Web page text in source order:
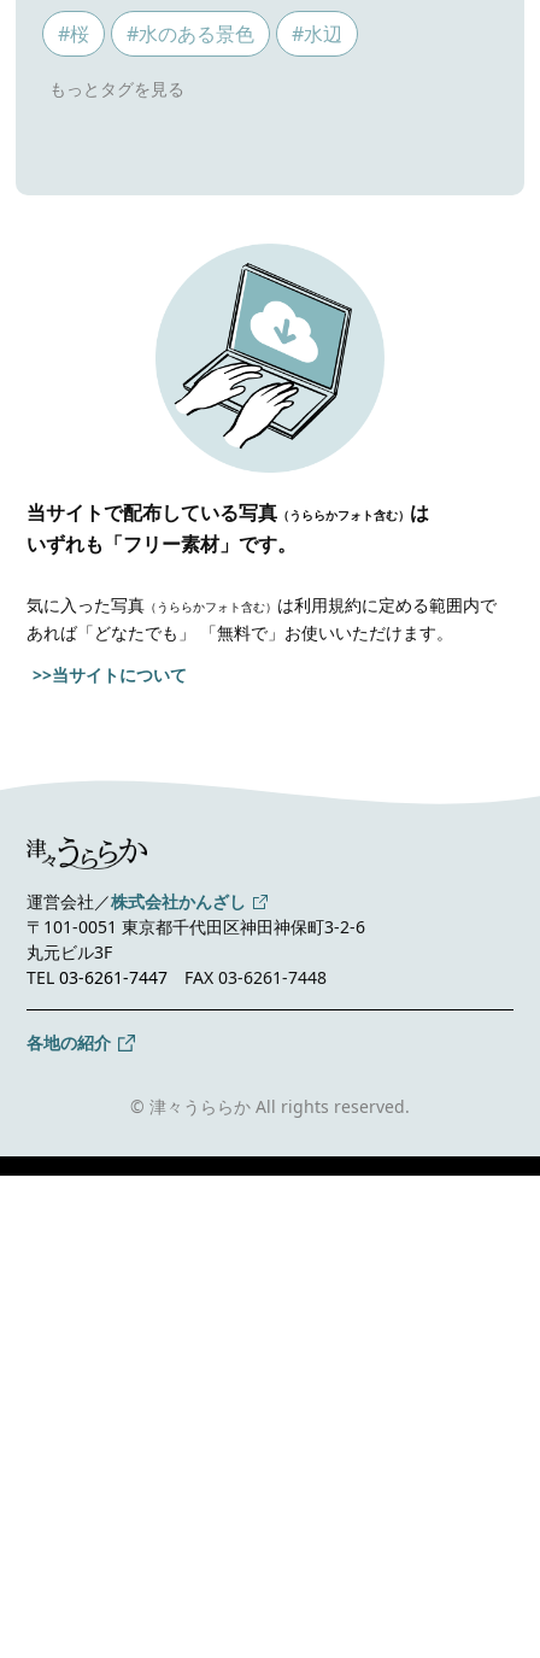
#桜 #水のある景色 #水辺
当サイトで配布している写真 （うららかフォト含む） は
いずれも「フリー素材」です。
気に入った写真 （うららかフォト含む） は利用規約に定める範囲内で
あれば「どなたでも」 「無料で」お使いいただけます。
>>当サイトについて
運営会社／株式会社かんざし
〒101-0051 東京都千代田区神田神保町3-2-6
丸元ビル3F
TEL03-6261-7447 FAX 03-6261-7448
各地の紹介
© 津々うららか All rights reserved.